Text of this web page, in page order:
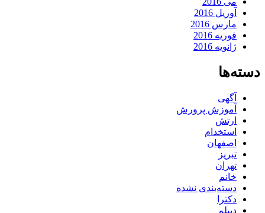
آوریل 2016
مارس 2016
فوریه 2016
ژانویه 2016
دسته‌ها
آگهی
آموزش پرورش
ارتش
استخدام
اصفهان
تبریز
تهران
خانم
دسته‌بندی نشده
دکترا
دیپلم